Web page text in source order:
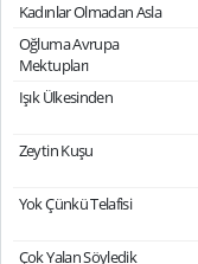
Kadınlar Olmadan Asla
Oğluma Avrupa
Mektupları
Işık Ülkesinden
Zeytin Kuşu
Yok Çünkü Telafisi
Çok Yalan Söyledik